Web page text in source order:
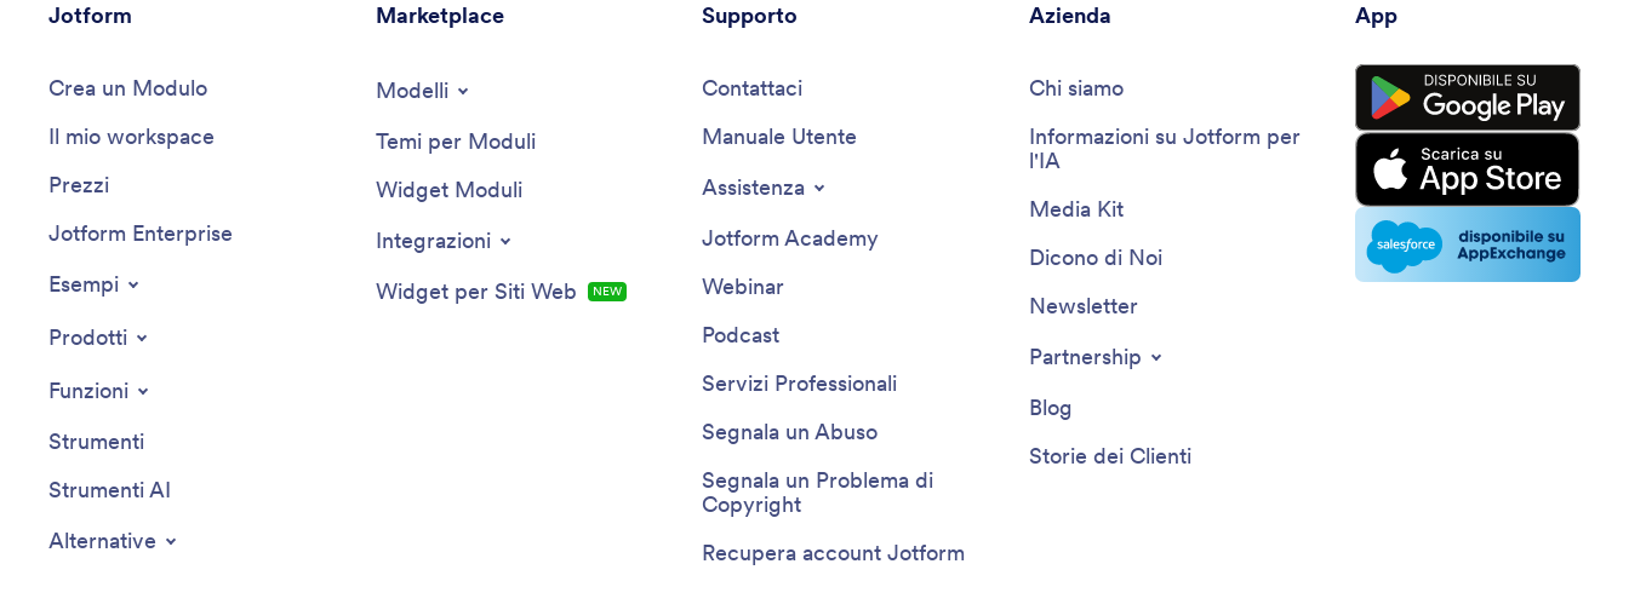
Jotform
Crea un Modulo
Il mio workspace
Prezzi
Jotform Enterprise
Esempi
Prodotti
Funzioni
Strumenti
Strumenti AI
Alternative
Marketplace
Modelli
Temi per Moduli
Widget Moduli
Integrazioni
Widget per Siti Web
NEW
Supporto
Contattaci
Manuale Utente
Assistenza
Jotform Academy
Webinar
Podcast
Servizi Professionali
Segnala un Abuso
Segnala un Problema di
Copyright
Recupera account Jotform
Azienda
Chi siamo
Informazioni su Jotform per
l'IA
Media Kit
Dicono di Noi
Newsletter
Partnership
Blog
Storie dei Clienti
App